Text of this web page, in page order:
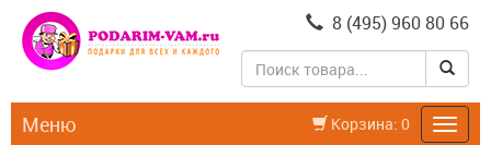
8 (495) 960 80 66
Корзина: 0
Меню